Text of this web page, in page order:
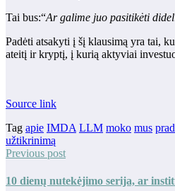
Tai bus:“Ar galime juo pasitikėti
Padėti atsakyti į šį klausimą yra tai,
ateitį ir kryptį, į kurią aktyviai
Source link
Tag apie IMDA LLM moko mus
užtikrinimą
Previous post
10 dienų nutekėjimo serija, ar